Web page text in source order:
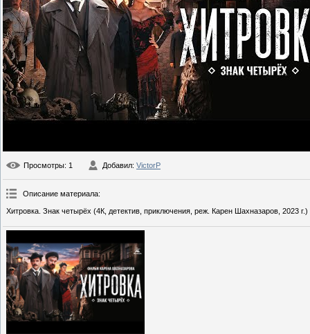
Просмотры: 1 Добавил: VictorP
Описание материала:
Хитровка. Знак четырёх (4К, детектив, приключения, реж. Карен Шахназаров, 2023 г.)